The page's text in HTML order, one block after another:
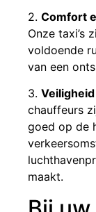
2. Comfort
Onze taxi’s
voldoende
van een
3.
chauffeurs
goed op de
maakt.